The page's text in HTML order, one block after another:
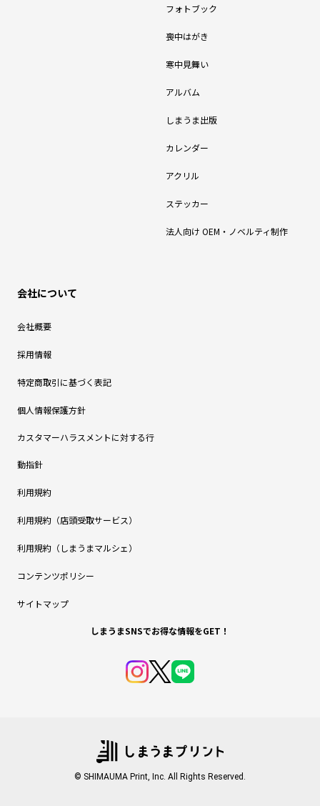
フォトブック
喪中はがき
寒中見舞い
アルバム
しまうま出版
カレンダー
アクリル
ステッカー
法人向け OEM・ノベルティ制作
会社について
会社概要
採用情報
特定商取引に基づく表記
個人情報保護方針
カスタマーハラスメントに対する行
動指針
利用規約
利用規約（店頭受取サービス）
利用規約（しまうまマルシェ）
コンテンツポリシー
サイトマップ
しまうまSNSでお得な情報をGET！
© SHIMAUMA Print, Inc. All Rights Reserved.